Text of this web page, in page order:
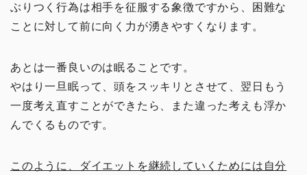
ぶりつく行為は相手を征服する象徴ですから、困難な
ことに対して前に向く力が湧きやすくなります。
あとは一番良いのは眠ることです。
やはり一旦眠って、頭をスッキリとさせて、翌日もう
一度考え直すことができたら、また違った考えも浮か
んでくるものです。
このように、ダイエットを継続していくためには自分